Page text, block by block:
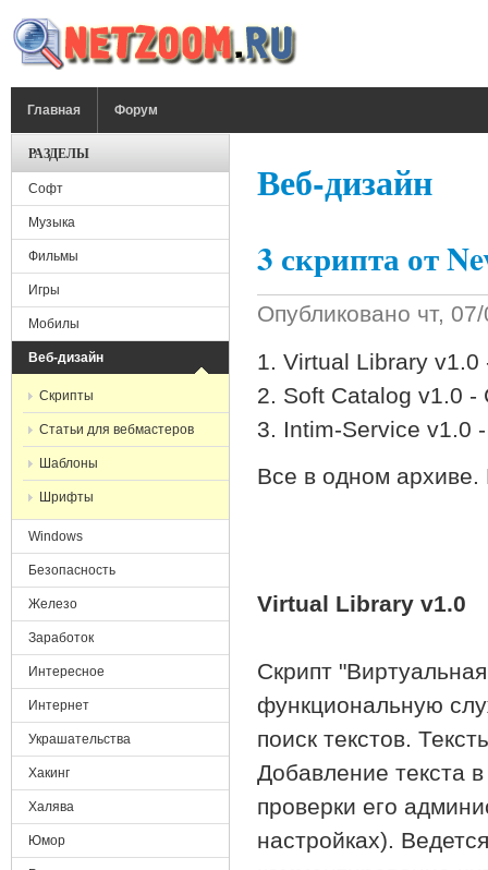
Главная Форум
Веб-дизайн
3 скрипта от
Опубликовано чт,
1. Virtual Library v1.0
2. Soft Catalog v1.0 -
3. Intim-Service v1.0
Все в одном
Virtual Library v1.0
Cкрипт
функциональную
поиск текстов.
Добавление текста
проверки его
настройках).
РАЗДЕЛЫ
Софт
Музыка
Фильмы
Игры
Мобилы
Веб-дизайн
Скрипты
Статьи для вебмастеров
Шаблоны
Шрифты
Windows
Безопасность
Железо
Заработок
Интересное
Интернет
Украшательства
Хакинг
Халява
Юмор